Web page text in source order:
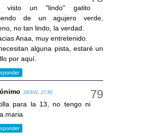
visto un "lindo" gatito
de un agujero verde,
no tan lindo, la verdad.
Anaa, muy entretenido.
alguna pista, estaré un
por aquí.
20/3/11, 17:50
para la 13, no tengo ni